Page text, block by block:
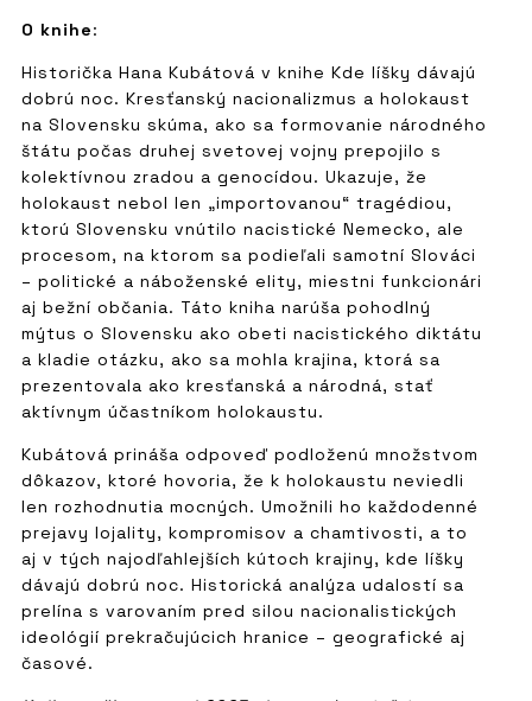
O knihe:
Historička Hana Kubátová v knihe Kde líšky dávajú
dobrú noc. Kresťanský nacionalizmus a holokaust
na Slovensku skúma, ako sa formovanie národného
štátu počas druhej svetovej vojny prepojilo s
kolektívnou zradou a genocídou. Ukazuje, že
holokaust nebol len „importovanou“ tragédiou,
ktorú Slovensku vnútilo nacistické Nemecko, ale
procesom, na ktorom sa podieľali samotní Slováci
– politické a náboženské elity, miestni funkcionári
aj bežní občania. Táto kniha narúša pohodlný
mýtus o Slovensku ako obeti nacistického diktátu
a kladie otázku, ako sa mohla krajina, ktorá sa
prezentovala ako kresťanská a národná, stať
aktívnym účastníkom holokaustu.
Kubátová prináša odpoveď podloženú množstvom
dôkazov, ktoré hovoria, že k holokaustu neviedli
len rozhodnutia mocných. Umožnili ho každodenné
prejavy lojality, kompromisov a chamtivosti, a to
aj v tých najodľahlejších kútoch krajiny, kde líšky
dávajú dobrú noc. Historická analýza udalostí sa
prelína s varovaním pred silou nacionalistických
ideológií prekračujúcich hranice – geografické aj
časové.